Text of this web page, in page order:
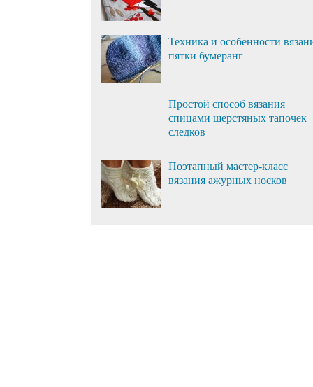
Техника и особенности
пятки бумеранг
Простой способ вязания
спицами шерстяных тапочек
следков
Поэтапный мастер-класс
вязания ажурных носков